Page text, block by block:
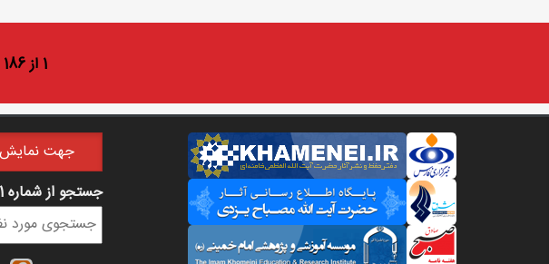
1 از 186
جهت نمايش آرشيو
فرم
جستجو از شماره 1101 به بعد